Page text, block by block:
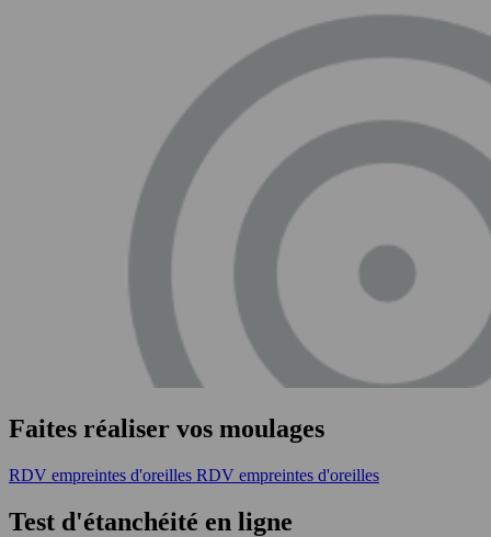
Faites réaliser vos moulages
RDV empreintes d'oreilles RDV empreintes d'oreilles
Test d'étanchéité en ligne